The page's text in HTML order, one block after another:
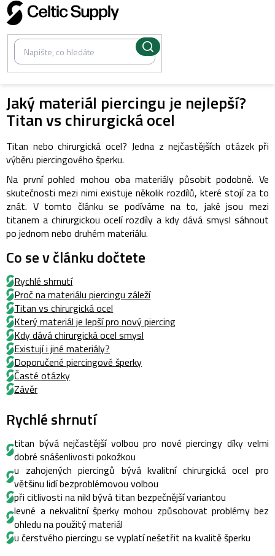
Přejít
na
obsah
Jaký materiál piercingu je nejlepší?
Titan vs chirurgická ocel
Titan nebo chirurgická ocel? Jedna z nejčastějších otázek při
výběru piercingového šperku.
Na první pohled mohou oba materiály působit podobně. Ve
skutečnosti mezi nimi existuje několik rozdílů, které stojí za to
znát. V tomto článku se podíváme na to, jaké jsou mezi
titanem a chirurgickou ocelí rozdíly a kdy dává smysl sáhnout
po jednom nebo druhém materiálu.
Co se v článku dočtete
Rychlé shrnutí
Proč na materiálu piercingu záleží
Titan vs chirurgická ocel
Který materiál je lepší pro nový piercing
Kdy dává chirurgická ocel smysl
Existují i jiné materiály?
Doporučené piercingové šperky
Časté otázky
Závěr
Rychlé shrnutí
titan bývá nejčastější volbou pro nové piercingy díky velmi
dobré snášenlivosti pokožkou
u zahojených piercingů bývá kvalitní chirurgická ocel pro
většinu lidí bezproblémovou volbou
při citlivosti na nikl bývá titan bezpečnější variantou
levné a nekvalitní šperky mohou způsobovat problémy bez
ohledu na použitý materiál
u čerstvého piercingu se vyplatí nešetřit na kvalitě šperku